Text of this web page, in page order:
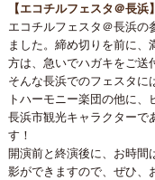
【エコチルフェスタ＠長
エコチルフェスタ＠長浜の
ました。締め切りを前に
方は、急いでハガキをご送
そんな長浜でのフェスタに
トハーモニー楽団の他に、
長浜市観光キャラクターで
す！
開演前と終演後に、お時間
影ができますので、ぜひ、